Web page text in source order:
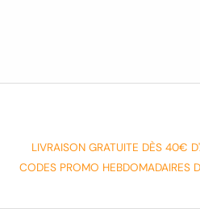
LIVRAISON GRATUITE DÈS 40€
CODES PROMO HEBDOMADAIRES